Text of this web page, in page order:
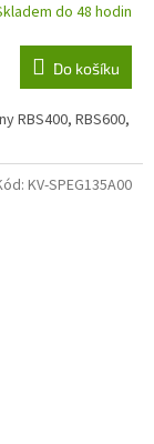
do 48 hodin
Do košíku
RBS400, RBS600,
KV-SPEG135A00